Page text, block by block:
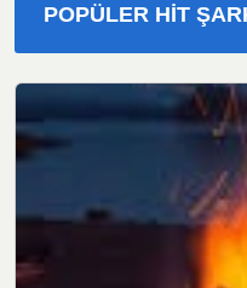
POPÜLER HIT